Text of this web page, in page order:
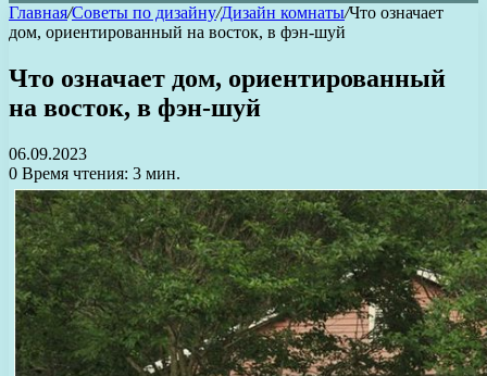
Главная/Советы по дизайну/Дизайн комнаты/Что означает
дом, ориентированный на восток, в фэн-шуй
Что означает дом, ориентированный
на восток, в фэн-шуй
06.09.2023
0 Время чтения: 3 мин.